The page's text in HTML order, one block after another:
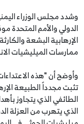
وشدد مجلس الوزراء
الدولي والأمم المتحدة
الإرهابية البشعة
ممارسات الميليشيات
وأوضح أن "هذه
تثبت مجدداً الطبيعة
الطائفي الذي يتجاوز
الذي يتهرب من العزلة